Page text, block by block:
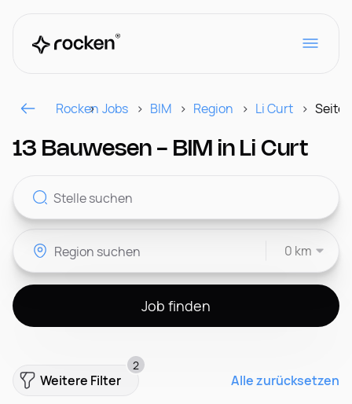
Für Arbeitgeber
CH
Rocken Jobs BIM Region Li Curt Seite 1
13 Bauwesen - BIM in Li Curt
0 km
Job finden
Weitere Filter
2
Alle zurücksetzen